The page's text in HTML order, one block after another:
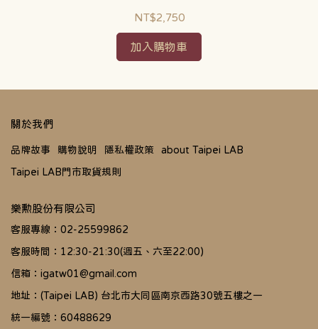
NT$2,750
加入購物車
關於我們
品牌故事 購物說明 隱私權政策
about Taipei LAB
Taipei LAB門市取貨規則
樂勲股份有限公司
客服專線：02-25599862
客服時間：12:30-21:30(週五、六至22:00)
信箱：igatw01@gmail.com
地址：(Taipei LAB) 台北市大同區南京西路30號五樓之一
統一編號：60488629